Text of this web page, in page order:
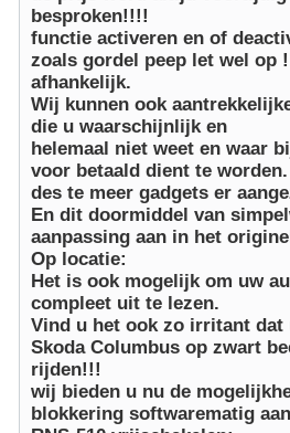
besproken!!!!
functie activeren en of
zoals gordel peep let wel op
afhankelijk.
Wij kunnen ook
die u waarschijnlijk en
helemaal niet weet en waar
voor betaald dient te
des te meer gadgets er
En dit doormiddel van
aanpassing aan in het
Op locatie:
Het is ook mogelijk om uw
compleet uit te lezen.
Vind u het ook zo irritant dat
Skoda Columbus op zwart
rijden!!!
wij bieden u nu de
blokkering softwarematig